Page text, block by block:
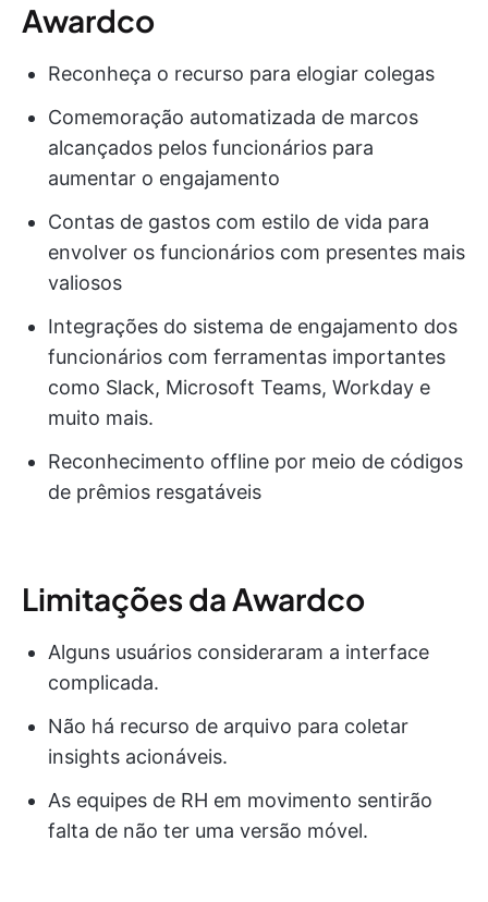
Awardco
Reconheça o recurso para elogiar colegas
Comemoração automatizada de marcos
alcançados pelos funcionários para
aumentar o engajamento
Contas de gastos com estilo de vida para
envolver os funcionários com presentes mais
valiosos
Integrações do sistema de engajamento dos
funcionários com ferramentas importantes
como Slack, Microsoft Teams, Workday e
muito mais.
Reconhecimento offline por meio de códigos
de prêmios resgatáveis
Limitações da Awardco
Alguns usuários consideraram a interface
complicada.
Não há recurso de arquivo para coletar
insights acionáveis.
As equipes de RH em movimento sentirão
falta de não ter uma versão móvel.